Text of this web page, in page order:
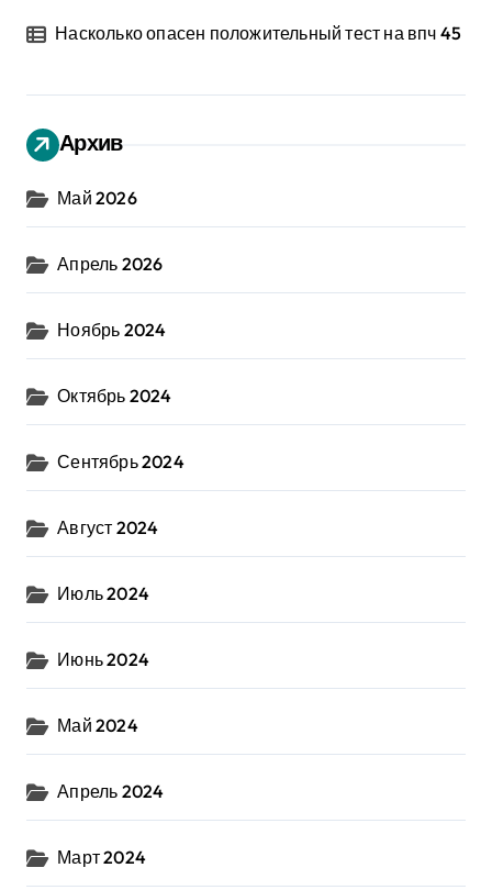
Насколько опасен положительный тест на впч 45
Архив
Май 2026
Апрель 2026
Ноябрь 2024
Октябрь 2024
Сентябрь 2024
Август 2024
Июль 2024
Июнь 2024
Май 2024
Апрель 2024
Март 2024